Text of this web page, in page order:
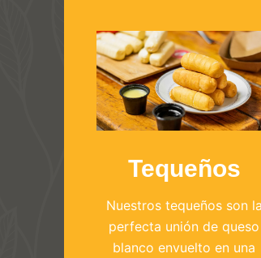
Tequeños
Nuestros tequeños son la
perfecta unión de queso
blanco envuelto en una